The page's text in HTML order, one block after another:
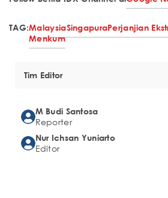
TAG:MalaysiaSingapuraPerjanjian
Menkum
Tim Editor
M Budi Santosa
Reporter
Nur Ichsan Yuniarto
Editor